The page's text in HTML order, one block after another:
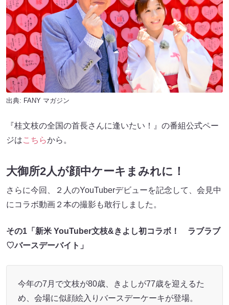
出典: FANY マガジン
『桂文枝の全国の首長さんに逢いたい！』の番組公式ペー
ジはこちらから。
大御所2人が顔中ケーキまみれに！
さらに今回、２人のYouTuberデビューを記念して、会見中
にコラボ動画２本の撮影も敢行しました。
その1「新米 YouTuber文枝&きよし初コラボ！ ラブラブ
♡バースデーバイト」
今年の7月で文枝が80歳、きよしが77歳を迎えるた
め、会場に似顔絵入りバースデーケーキが登場。